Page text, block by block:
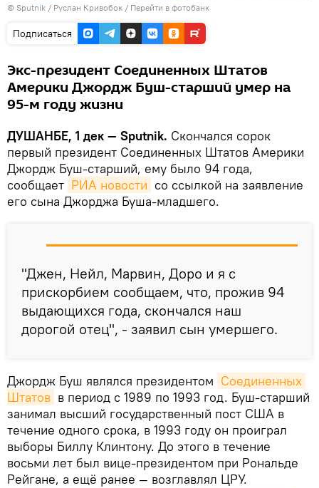
© Sputnik / Руслан Кривобок / Перейти в фотобанк
Подписаться
Экс-президент Соединенных Штатов
Америки Джордж Буш-старший умер на
95-м году жизни
ДУШАНБЕ, 1 дек — Sputnik. Скончался сорок
первый президент Соединенных Штатов Америки
Джордж Буш-старший, ему было 94 года,
сообщает РИА новости со ссылкой на заявление
его сына Джорджа Буша-младшего.
"Джен, Нейл, Марвин, Доро и я с
прискорбием сообщаем, что, прожив 94
выдающихся года, скончался наш
дорогой отец", - заявил сын умершего.
​Джордж Буш являлся президентом Соединенных
Штатов в период с 1989 по 1993 год. Буш-старший
занимал высший государственный пост США в
течение одного срока, в 1993 году он проиграл
выборы Биллу Клинтону. До этого в течение
восьми лет был вице-президентом при Рональде
Рейгане, а ещё ранее — возглавлял ЦРУ.